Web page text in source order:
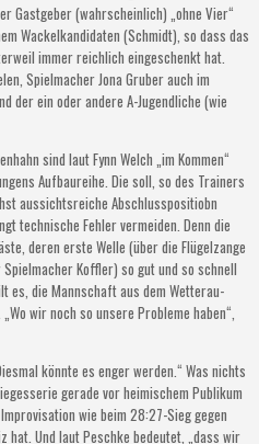
Gastgeber (wahrscheinlich) „ohne Vier“
Wackelkandidaten (Schmidt), so dass das
immer reichlich eingeschenkt hat.
Spielmacher Jona Gruber auch im
der ein oder andere A-Jugendliche (wie
sind laut Fynn Welch „im Kommen“
Aufbaureihe. Die soll, so des Trainers
aussichtsreiche Abschlusspositiobn
technische Fehler vermeiden. Denn die
deren erste Welle (über die Flügelzange
Koffler) so gut und so schnell
es, die Mannschaft aus dem Wetterau-
wir noch so unsere Probleme haben“,
könnte es enger werden.“ Was nichts
gerade vor heimischem Publikum
wie beim 28:27-Sieg gegen
hat. Und laut Peschke bedeutet, „dass wir